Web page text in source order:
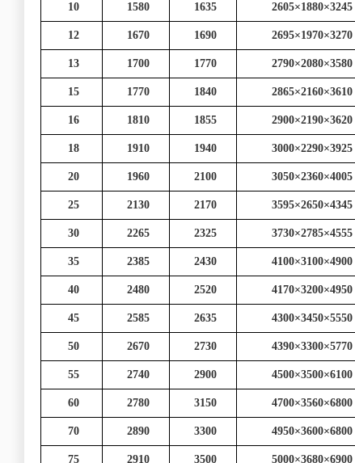
10 1580 1635 2605×1880×3245
12 1670 1690 2695×1970×3270
13 1700 1770 2790×2080×3580
15 1770 1840 2865×2160×3610
16 1810 1855 2900×2190×3620
18 1910 1940 3000×2290×3925
20 1960 2100 3050×2360×4005
25 2130 2170 3595×2650×4345
30 2265 2325 3730×2785×4555
35 2385 2430 4100×3100×4900
40 2480 2520 4170×3200×4950
45 2585 2635 4300×3450×5550
50 2670 2730 4390×3300×5770
55 2740 2900 4500×3500×6100
60 2780 3150 4700×3560×6800
70 2890 3300 4950×3600×6800
75 2910 3500 5000×3680×6900